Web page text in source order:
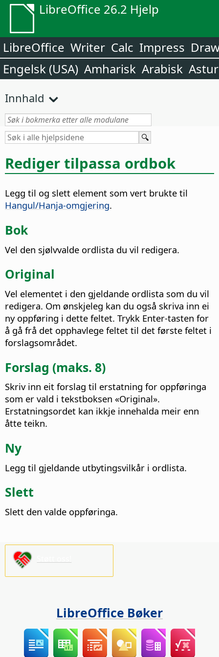
LibreOffice 26.2 Hjelp
LibreOffice Writer Calc Impress
Engelsk (USA) Amharisk Arabisk
Innhald
Rediger tilpassa ordbok
Legg til og slett element som vert brukte til
Hangul/Hanja-omgjering.
Bok
Vel den sjølvvalde ordlista du vil redigera.
Original
Vel elementet i den gjeldande ordlista som du vil
redigera. Om ønskjeleg kan du også skriva inn ei
ny oppføring i dette feltet. Trykk Enter-tasten for
å gå frå det opphavlege feltet til det første feltet i
forslagsområdet.
Forslag (maks. 8)
Skriv inn eit forslag til erstatning for oppføringa
som er vald i tekstboksen «Original».
Erstatningsordet kan ikkje innehalda meir enn
åtte teikn.
Ny
Legg til gjeldande utbytingsvilkår i ordlista.
Slett
Slett den valde oppføringa.
LibreOffice Bøker